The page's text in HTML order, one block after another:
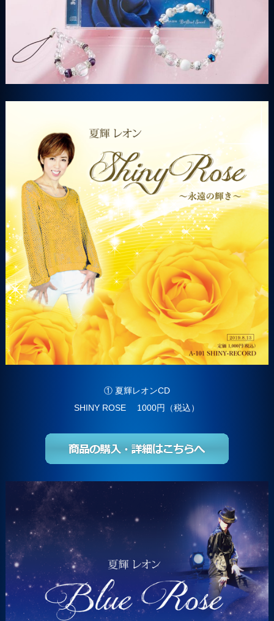
① 夏輝レオンCD
SHINY ROSE 1000円（税込）